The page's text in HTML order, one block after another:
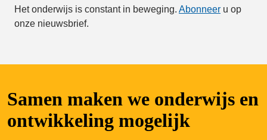
Het onderwijs is constant in beweging. Abonneer u op
onze nieuwsbrief.
Samen maken we onderwijs en
ontwikkeling mogelijk